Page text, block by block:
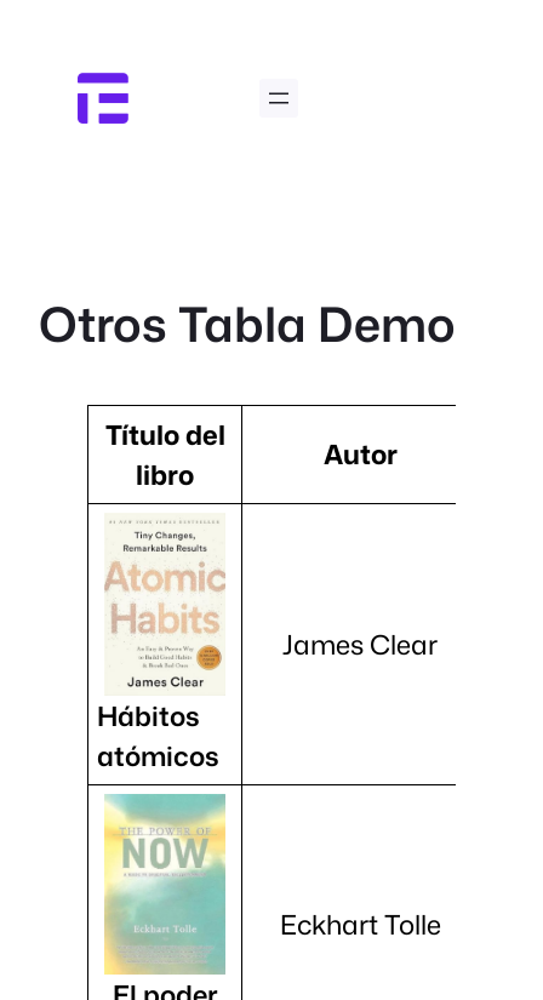
contenido
Otros Tabla Demo
Título del
libro
Autor
Hábitos
atómicos
James Clear
Eckhart Tolle